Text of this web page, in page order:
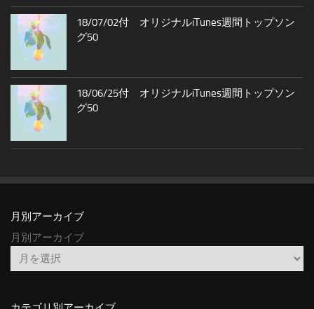
18/07/02付 オリジナルiTunes週間トップソン
グ50
18/06/25付 オリジナルiTunes週間トップソン
グ50
月別アーカイブ
月別アーカイブ